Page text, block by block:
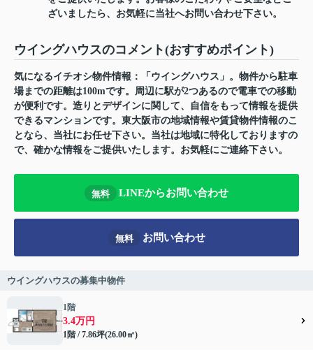
ざいましたら、お気軽に当社へお問い合わせ下さい。
ウイングハウスのコメント(おすすめポイント)
気になるイチオシ物件情報：「ウイングハウス」。物件から駐車
場までの距離は100mです。周辺に駅が2つあるので電車での移動
が便利です。造りとデザインに関して、自信をもって情報を提供
できるマンションです。東大阪市の地域情報や賃貸物件情報のこ
となら、当社にお任せ下さい。当社は地域に特化しておりますの
で、確かな情報をご提供いたします。お気軽にご連絡下さい。
無料 LINEからお問い合わせ
無料 お問い合わせ
ウイングハウスの募集中物件
1階
3.4万円
1階 / 7.86坪(26.00㎡)